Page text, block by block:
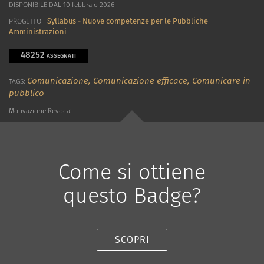
DISPONIBILE DAL 10 febbraio 2026
PROGETTO
Syllabus - Nuove competenze per le Pubbliche
Amministrazioni
48252 ASSEGNATI
TAGS: Comunicazione, Comunicazione efficace, Comunicare in
pubblico
Motivazione Revoca:
Come si ottiene
questo Badge?
SCOPRI